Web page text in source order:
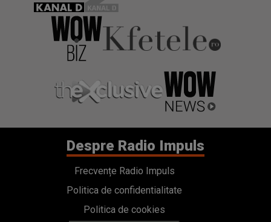
Despre Radio Impuls
Frecvențe Radio Impuls
Politica de confidentialitate
Politica de cookies